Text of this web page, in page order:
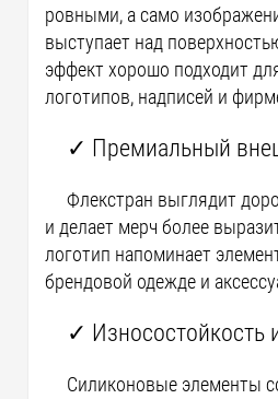
ровными, а само
выступает над
эффект хорошо подходит
логотипов, надписей и
✓ Премиальный
Флекстран выглядит
и делает мерч более
логотип напоминает
брендовой одежде и
✓ Износостойкость
Силиконовые элементы